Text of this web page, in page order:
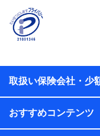
当社又は株式会社
おけるユーザ登録受
当社又は株式会社
れらに付帯、関連す
会社のサービスを案
析して、お客さまの
取扱い保険会社・少
おすすめコンテンツ